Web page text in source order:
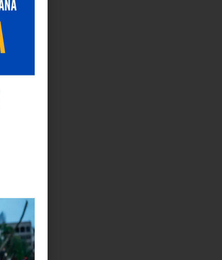
y
que
de los
realidad
en
virtuoso